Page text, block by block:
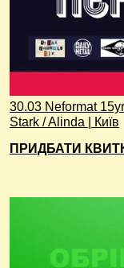
30.03 Neformat
Stark / Alinda | Київ
ПРИДБАТИ